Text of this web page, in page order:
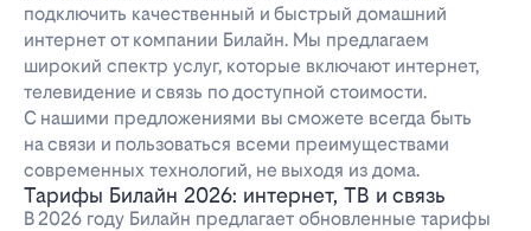
подключить качественный и быстрый домашний
интернет от компании Билайн. Мы предлагаем
широкий спектр услуг, которые включают интернет,
телевидение и связь по доступной стоимости.
С нашими предложениями вы сможете всегда быть
на связи и пользоваться всеми преимуществами
современных технологий, не выходя из дома.
Тарифы Билайн 2026: интернет, ТВ и связь
В 2026 году Билайн предлагает обновленные тарифы